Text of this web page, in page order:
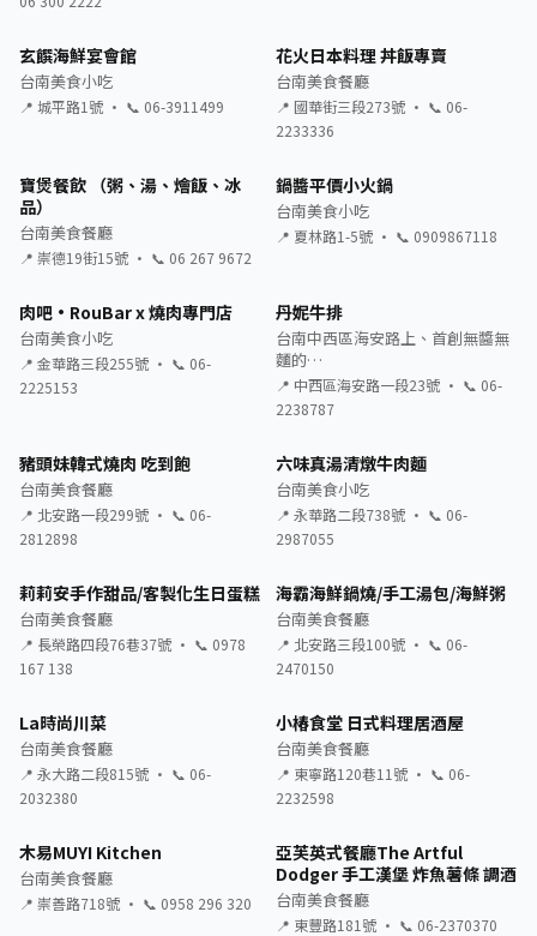
玄饌海鮮宴會館
台南美食小吃
📍 城平路1號 · 📞 06-3911499
花火日本料理 丼飯專賣
台南美食餐廳
📍 國華街三段273號 · 📞 06-
2233336
寶煲餐飲 （粥、湯、燴飯、冰
品）
台南美食餐廳
📍 崇德19街15號 · 📞 06 267 9672
鍋醬平價小火鍋
台南美食小吃
📍 夏林路1-5號 · 📞 0909867118
肉吧·RouBar x 燒肉專門店
台南美食小吃
📍 金華路三段255號 · 📞 06-
2225153
丹妮牛排
台南中西區海安路上、首創無醬無
麵的…
📍 中西區海安路一段23號 · 📞 06-
2238787
豬頭妹韓式燒肉 吃到飽
台南美食餐廳
📍 北安路一段299號 · 📞 06-
2812898
六味真湯清燉牛肉麵
台南美食小吃
📍 永華路二段738號 · 📞 06-
2987055
莉莉安手作甜品/客製化生日蛋糕
台南美食餐廳
📍 長榮路四段76巷37號 · 📞 0978
167 138
海霸海鮮鍋燒/手工湯包/海鮮粥
台南美食餐廳
📍 北安路三段100號 · 📞 06-
2470150
La時尚川菜
台南美食餐廳
📍 永大路二段815號 · 📞 06-
2032380
小椿食堂 日式料理居酒屋
台南美食餐廳
📍 東寧路120巷11號 · 📞 06-
2232598
木易MUYI Kitchen
台南美食餐廳
📍 崇善路718號 · 📞 0958 296 320
亞芙英式餐廳The Artful
Dodger 手工漢堡 炸魚薯條 調酒
台南美食餐廳
📍 東豐路181號 · 📞 06-2370370